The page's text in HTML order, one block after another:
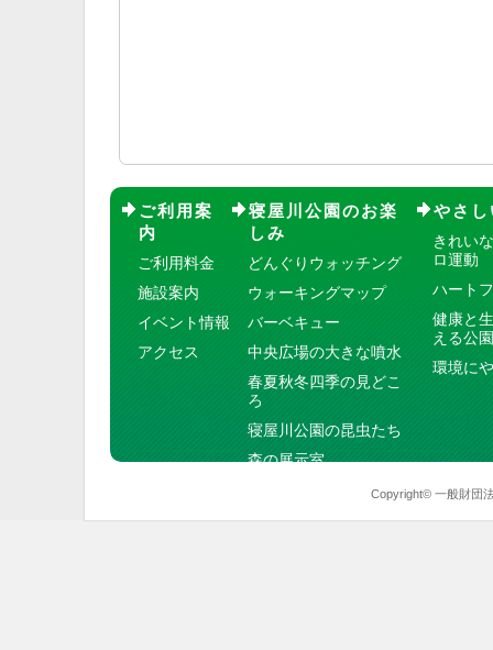
ご利用案
内
ご利用料金
施設案内
イベント情報
アクセス
寝屋川公園のお楽
しみ
どんぐりウォッチング
ウォーキングマップ
バーベキュー
中央広場の大きな噴水
春夏秋冬四季の見どこ
ろ
寝屋川公園の昆虫たち
森の展示室
やさ
きれい
ロ運動
ハート
健康と
える公園
環境に
Copyright© 一般財団